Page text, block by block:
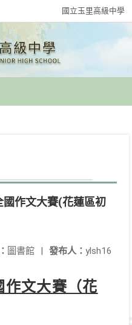
國立玉里高級中學
作文大賽(花蓮區初
發布人： ylsh16
圖書館 |
作文大賽（花